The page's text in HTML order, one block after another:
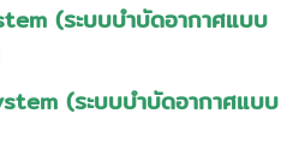
(ระบบบำบัดอากาศแบบ
(ระบบบำบัดอากาศแบบ